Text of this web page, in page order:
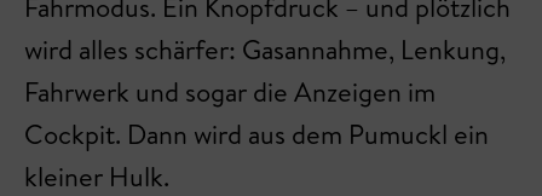
Fahrmodus. Ein Knopfdruck – und plötzlich
wird alles schärfer: Gasannahme, Lenkung,
Fahrwerk und sogar die Anzeigen im
Cockpit. Dann wird aus dem Pumuckl ein
kleiner Hulk.